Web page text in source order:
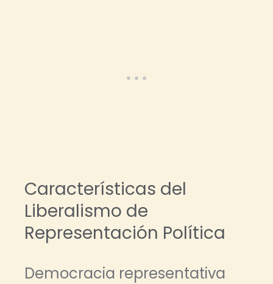
Características del
Liberalismo de
Representación Política
Democracia representativa